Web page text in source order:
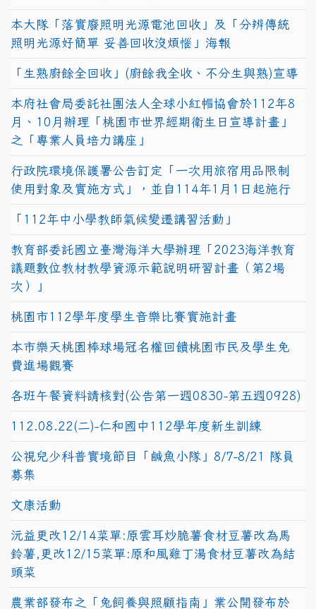
本大隊「落實廢照明光源電池回收」及「分辨傳統
照明光源好簡單 妥善回收沒煩惱」海報
「生熟廚餘全回收」(廚餘我全收、不分生與熟)宣導
本府社會局委託社團法人全球小紅帽協會於112年8
月、10月辦理「桃園市世界經期衛生日宣導計畫」
之「專業人員培力講座」
行政院環境保護署公告訂定「一次用旅宿用品限制
使用對象及實施方式」，並自114年1月1日起施行
「112年中小學教師氣候變遷講習活動」
教育部委託國立臺灣海洋大學辦理「2023海洋教育
議題數位教材教學資源示範說明研習計畫（第2場
次）」
桃園市112學年度學生音樂比賽實施計畫
本市樂天桃園棒球場冠名權回饋桃園市民及學生免
費進場觀賽
各班午餐資料請核對(公告第一週0830-第五週0928)
112.08.22(二)-仁和國中112學年度新生訓練
公視兒少科普實境節目「鹹魚小隊」8/7-8/21 隊員
募集
文康活動
沅益更改12/14菜單:原雲耳炒脆薯食材豆薯改為馬
鈴薯,更改12/15菜單:原和風雞丁湯食材豆薯改為結
頭菜
農業部發布之「兔飼養與照顧指南」業公開發布於